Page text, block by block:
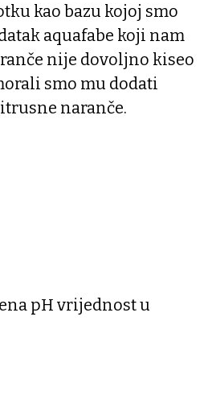
kao bazu kojoj smo
aquafabe koji nam
nije dovoljno kiseo
smo mu dodati
naranče.
pH vrijednost u